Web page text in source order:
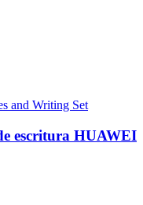
escritura HUAWEI